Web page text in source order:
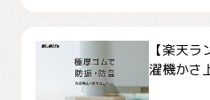
【楽天
濯機かさ